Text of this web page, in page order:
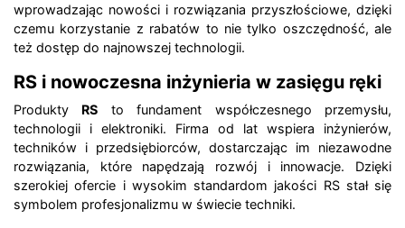
wprowadzając nowości i rozwiązania przyszłościowe, dzięki
czemu korzystanie z rabatów to nie tylko oszczędność, ale
też dostęp do najnowszej technologii.
RS i nowoczesna inżynieria w zasięgu ręki
Produkty RS to fundament współczesnego przemysłu,
technologii i elektroniki. Firma od lat wspiera inżynierów,
techników i przedsiębiorców, dostarczając im niezawodne
rozwiązania, które napędzają rozwój i innowacje. Dzięki
szerokiej ofercie i wysokim standardom jakości RS stał się
symbolem profesjonalizmu w świecie techniki.